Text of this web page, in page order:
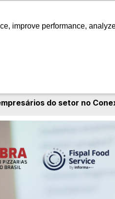
improve performance,
do setor no